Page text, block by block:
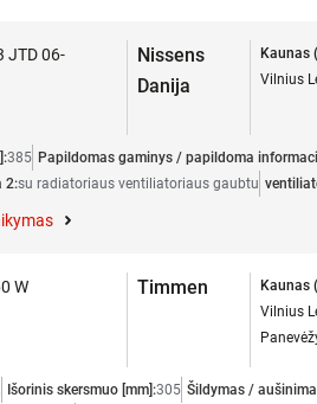
JTD 06-
Nissens
Danija
Kaunas
Vilnius
385 Papildomas gaminys / papildoma
2:su radiatoriaus ventiliatoriaus gaubtu
W Timmen
Kaunas
Vilnius
Išorinis skersmuo [mm]:305 Šildymas /